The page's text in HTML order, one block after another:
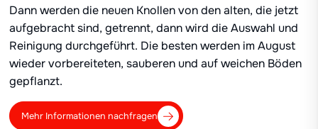
Dann werden die neuen Knollen von den alten, die jetzt
aufgebracht sind, getrennt, dann wird die Auswahl und
Reinigung durchgeführt. Die besten werden im August
wieder vorbereiteten, sauberen und auf weichen Böden
gepflanzt.
Mehr Informationen nachfragen